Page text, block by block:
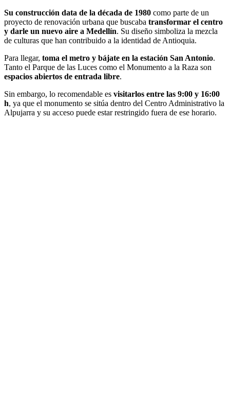
Su construcción data de la década de 1980 como parte de un
proyecto de renovación urbana que buscaba transformar el centro
y darle un nuevo aire a Medellín. Su diseño simboliza la mezcla
de culturas que han contribuido a la identidad de Antioquia.
Para llegar, toma el metro y bájate en la estación San Antonio.
Tanto el Parque de las Luces como el Monumento a la Raza son
espacios abiertos de entrada libre.
Sin embargo, lo recomendable es visitarlos entre las 9:00 y 16:00
h, ya que el monumento se sitúa dentro del Centro Administrativo la
Alpujarra y su acceso puede estar restringido fuera de ese horario.